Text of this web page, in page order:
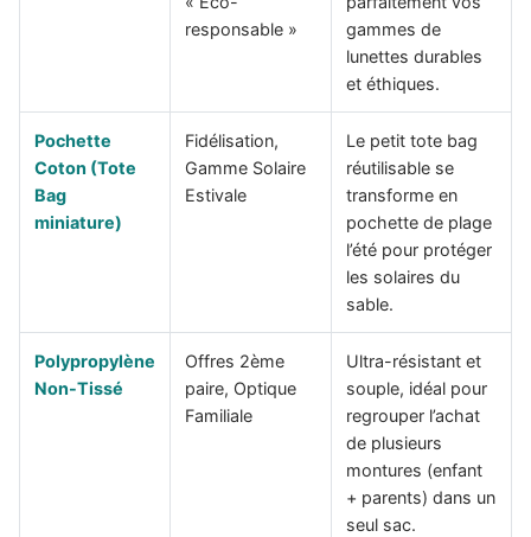
responsable »
gammes de
lunettes durables
et éthiques.
Pochette
Coton (Tote
Bag
miniature)
Fidélisation,
Gamme Solaire
Estivale
Le petit tote bag
réutilisable se
transforme en
pochette de plage
l’été pour protéger
les solaires du
sable.
Polypropylène
Non-Tissé
Offres 2ème
paire, Optique
Familiale
Ultra-résistant et
souple, idéal pour
regrouper l’achat
de plusieurs
montures (enfant
+ parents) dans un
seul sac.